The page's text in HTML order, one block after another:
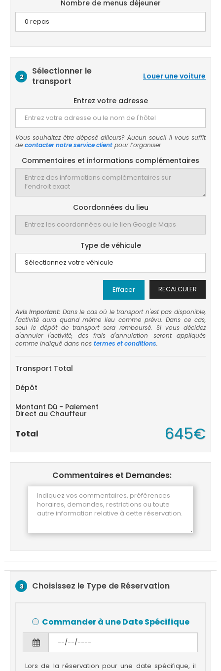
Nombre de menus déjeuner
2
Sélectionner le
transport
Louer une voiture
Entrez votre adresse
Vous souhaitez être déposé ailleurs? Aucun souci! Il vous suffit
de contacter notre service client pour l’organiser
Commentaires et informations complémentaires
Coordonnées du lieu
Type de véhicule
RECALCULER
Effacer
Avis important: Dans le cas où le transport n'est pas disponible,
l'activité aura quand même lieu comme prévu. Dans ce cas,
seul le dépôt de transport sera remboursé. Si vous décidez
d'annuler l'activité, des frais d'annulation seront appliqués
comme indiqué dans nos termes et conditions.
Transport Total
Dépôt
Montant Dû - Paiement
Direct au Chauffeur
Total 645€
Commentaires et Demandes:
3 Choisissez le Type de Réservation
Commander à une Date Spécifique
Lors de la réservation pour une date spécifique, il